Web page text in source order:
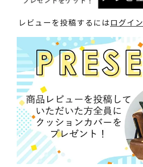
レビューを投稿するにはログイン